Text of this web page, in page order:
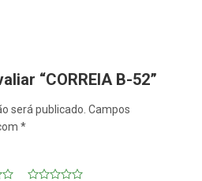
“CORREIA B-52”
será publicado. Campos
*